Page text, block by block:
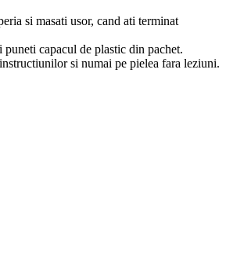
si masati usor, cand ati terminat
capacul de plastic din pachet.
si numai pe pielea fara leziuni.